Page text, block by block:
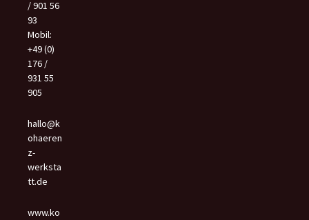
/ 901 56
93
Mobil:
+49 (0)
176 /
931 55
905
hallo@k
ohaeren
z-
werksta
tt.de
www.ko